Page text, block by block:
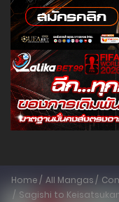
Home All Mangas
Sagishi to